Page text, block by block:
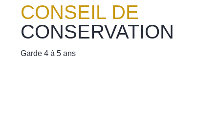
CONSEIL DE
CONSERVATION
Garde 4 à 5 ans